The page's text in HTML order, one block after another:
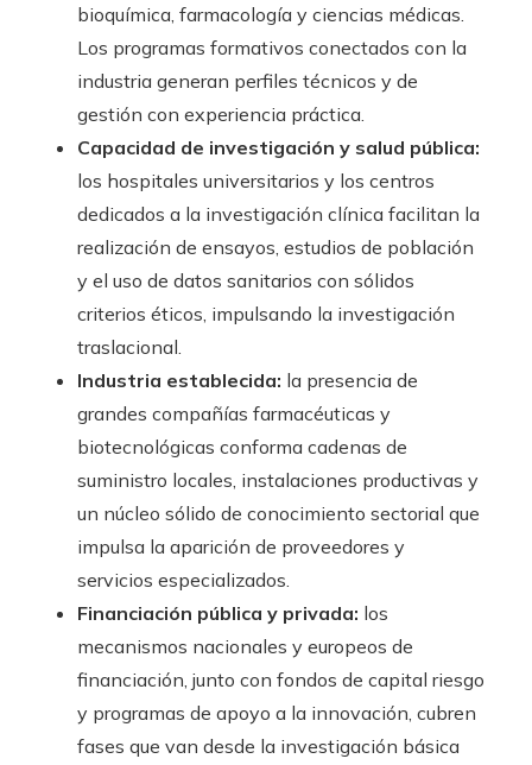
bioquímica, farmacología y ciencias médicas.
Los programas formativos conectados con la
industria generan perfiles técnicos y de
gestión con experiencia práctica.
Capacidad de investigación y salud pública:
los hospitales universitarios y los centros
dedicados a la investigación clínica facilitan la
realización de ensayos, estudios de población
y el uso de datos sanitarios con sólidos
criterios éticos, impulsando la investigación
traslacional.
Industria establecida: la presencia de
grandes compañías farmacéuticas y
biotecnológicas conforma cadenas de
suministro locales, instalaciones productivas y
un núcleo sólido de conocimiento sectorial que
impulsa la aparición de proveedores y
servicios especializados.
Financiación pública y privada: los
mecanismos nacionales y europeos de
financiación, junto con fondos de capital riesgo
y programas de apoyo a la innovación, cubren
fases que van desde la investigación básica